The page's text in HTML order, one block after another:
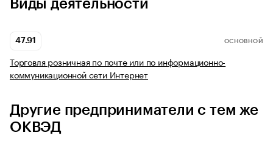
Виды деятельности
47.91 ОСНОВНОЙ
Торговля розничная по почте или по информационно-
коммуникационной сети Интернет
Другие предприниматели с тем же
ОКВЭД